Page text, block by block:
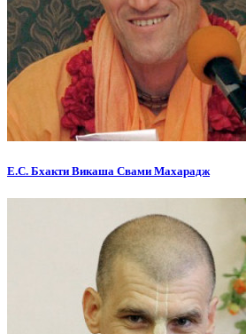
Е.С. Бхакти Викаша Свами Махарадж